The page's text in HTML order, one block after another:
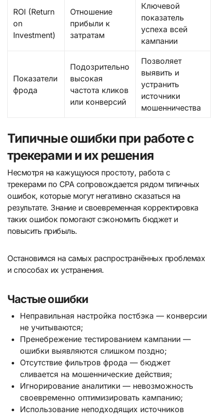
ROI (Return
on
Investment)
Отношение
прибыли к
затратам
Ключевой
показатель
успеха всей
кампании
Показатели
фрода
Подозрительно
высокая
частота кликов
или конверсий
Позволяет
выявить и
устранить
источники
мошенничества
Типичные ошибки при работе с
трекерами и их решения
Несмотря на кажущуюся простоту, работа с
трекерами по CPA сопровождается рядом типичных
ошибок, которые могут негативно сказаться на
результате. Знание и своевременная корректировка
таких ошибок помогают сэкономить бюджет и
повысить прибыль.
Остановимся на самых распространённых проблемах
и способах их устранения.
Частые ошибки
Неправильная настройка постбэка — конверсии
не учитываются;
Пренебрежение тестированием кампании —
ошибки выявляются слишком поздно;
Отсутствие фильтров фрода — бюджет
сливается на мошеннические действия;
Игнорирование аналитики — невозможность
своевременно оптимизировать кампанию;
Использование неподходящих источников